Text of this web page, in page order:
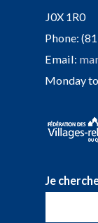
J0X 1R0
Phone:
Email:
Monday
Je